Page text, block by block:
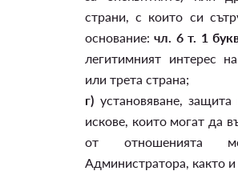
страни, с които си
основание: чл. 6 т. 1
легитимният интерес
или трета страна;
г) установяване,
искове, които могат да
от отношенията
Администратора, както